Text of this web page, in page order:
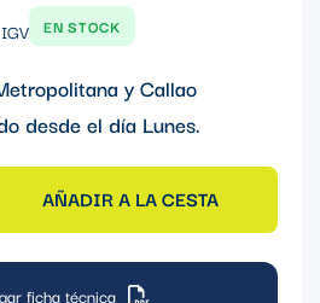
EN STOCK
y Callao
desde el día Lunes.
AÑADIR A LA CESTA
ficha técnica